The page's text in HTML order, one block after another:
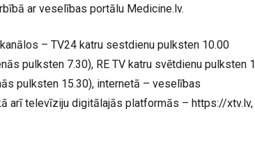
ar veselības portālu Medicine.lv.
– TV24 katru sestdienu pulksten 10.00
pulksten 7.30), RE TV katru svētdienu pulksten
pulksten 15.30), internetā – veselības
arī televīziju digitālajās platformās – https://xtv.lv,